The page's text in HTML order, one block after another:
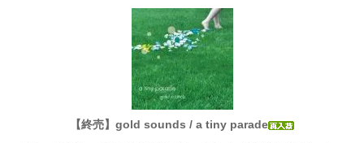
【終売】gold sounds / a tiny parade